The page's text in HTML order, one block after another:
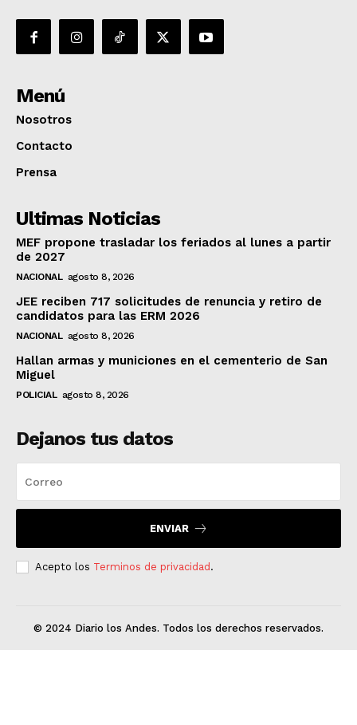
Menú
Nosotros
Contacto
Prensa
Ultimas Noticias
MEF propone trasladar los feriados al lunes a partir
de 2027
NACIONAL agosto 8, 2026
JEE reciben 717 solicitudes de renuncia y retiro de
candidatos para las ERM 2026
NACIONAL agosto 8, 2026
Hallan armas y municiones en el cementerio de San
Miguel
POLICIAL agosto 8, 2026
Dejanos tus datos
ENVIAR
Acepto los Terminos de privacidad .
© 2024 Diario los Andes. Todos los derechos reservados.